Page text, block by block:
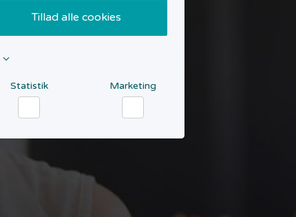
Tillad alle cookies
Statistik Marketing